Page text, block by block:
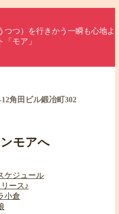
つつ）を行きかう一瞬も心地よ
モア」
角田ビル鍛冶町302
モアへ
ケジュール
ース♪
小倉